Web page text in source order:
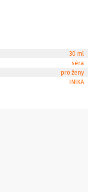
30 ml
séra
pro ženy
INIKA